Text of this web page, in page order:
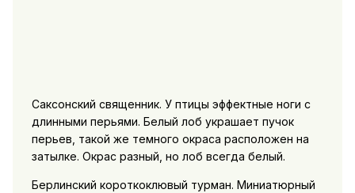
Саксонский священник. У птицы эффектные ноги с
длинными перьями. Белый лоб украшает пучок
перьев, такой же темного окраса расположен на
затылке. Окрас разный, но лоб всегда белый.
Берлинский короткоклювый турман. Миниатюрный